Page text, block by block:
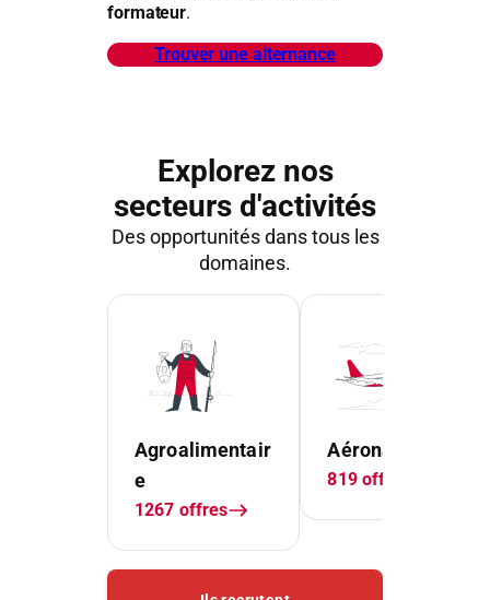
formateur.
Trouver une alternance